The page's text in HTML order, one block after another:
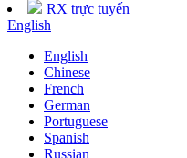
RX trực tuyến
English
English
Chinese
French
German
Portuguese
Spanish
Russian